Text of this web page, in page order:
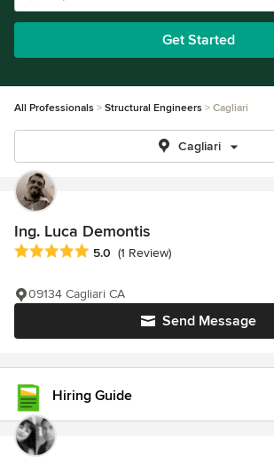
Get Started
All Professionals Structural Engineers Cagliari
Cagliari
Ing. Luca Demontis
Average rating: 5 out of 5 stars
5.0 (1 Review)
Send Message
09134 Cagliari CA
Hiring Guide